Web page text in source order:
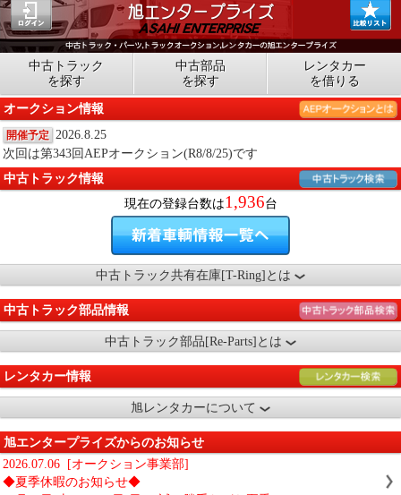
中古トラック
を探す
中古部品
を探す
レンタカー
を借りる
オークション情報
開催予定
2026.8.25
次回は第343回AEPオークション(R8/8/25)です
中古トラック情報
現在の登録台数は1,936台
中古トラック共有在庫[T-Ring]とは
中古トラック部品情報
中古トラック部品[Re-Parts]とは
レンタカー情報
旭レンタカーについて
旭エンタープライズからのお知らせ
2026.07.06 [オークション事業部]
◆夏季休暇のお知らせ◆